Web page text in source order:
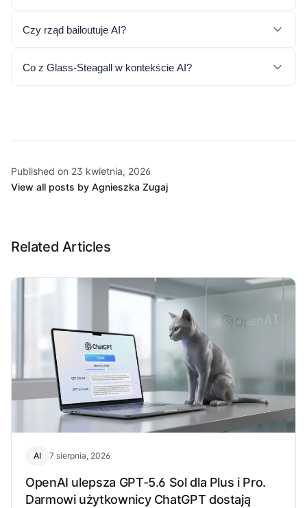
Czy rząd bailoutuje AI?
Co z Glass-Steagall w kontekście AI?
Published on 23 kwietnia, 2026
View all posts by Agnieszka Zugaj
Related Articles
AI 7 sierpnia, 2026
OpenAI ulepsza GPT-5.6 Sol dla Plus i Pro.
Darmowi użytkownicy ChatGPT dostają